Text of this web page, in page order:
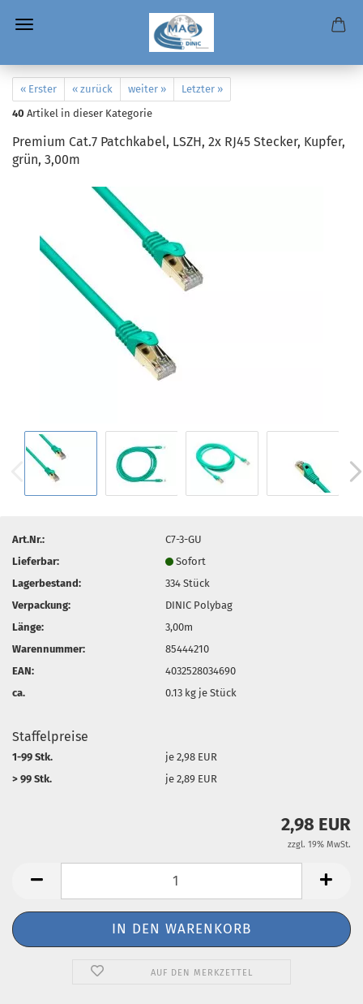
« Erster « zurück weiter »
Letzter »
40 Artikel in dieser Kategorie
Premium Cat.7 Patchkabel, LSZH, 2x RJ45 Stecker, Kupfer,
grün, 3,00m
Art.Nr.:
C7-3-GU
Lieferbar:
Sofort
Lagerbestand:
334Stück
Verpackung:
DINIC Polybag
Länge:
3,00m
Warennummer:
85444210
EAN:
4032528034690
ca.
0.13 kg je Stück
Staffelpreise
1-99 Stk.
je 2,98 EUR
> 99 Stk.
je 2,89 EUR
2,98 EUR
zzgl. 19% MwSt.
AUF DEN MERKZETTEL